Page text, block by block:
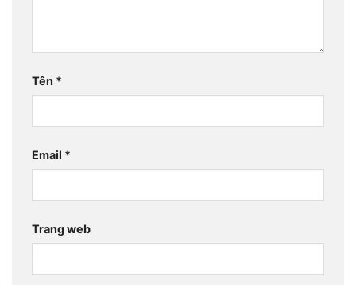
Tên *
Email *
Trang web